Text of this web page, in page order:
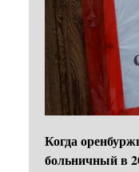
Когда
больничный в